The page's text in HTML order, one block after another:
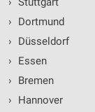
›
Dortmund
›
Düsseldorf
›
Essen
›
Bremen
›
Hannover